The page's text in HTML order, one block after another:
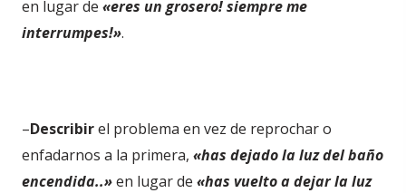
en lugar de «eres un grosero! siempre me
interrumpes!».
–Describirel problema en vez de reprochar o
enfadarnos a la primera, «has dejado la luz del baño
encendida..»en lugar de «has vuelto a dejar la luz